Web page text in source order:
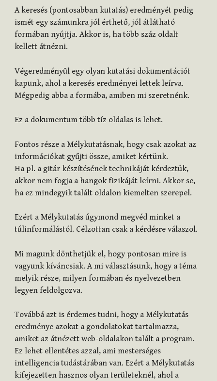
A keresés (pontosabban kutatás) eredményét pedig
ismét egy számunkra jól érthető, jól átlátható
formában nyújtja. Akkor is, ha több száz oldalt
kellett átnézni.
Végeredményül egy olyan kutatási dokumentációt
kapunk, ahol a keresés eredményei lettek leírva.
Mégpedig abba a formába, amiben mi szeretnénk.
Ez a dokumentum több tíz oldalas is lehet.
Fontos része a Mélykutatásnak, hogy csak azokat az
információkat gyűjti össze, amiket kértünk.
Ha pl. a gitár készítésének technikáját kérdeztük,
akkor nem fogja a hangok fizikáját leírni. Akkor se,
ha ez mindegyik talált oldalon kiemelten szerepel.
Ezért a Mélykutatás úgymond megvéd minket a
túlinformálástól. Célzottan csak a kérdésre válaszol.
Mi magunk dönthetjük el, hogy pontosan mire is
vagyunk kíváncsiak. A mi választásunk, hogy a téma
melyik része, milyen formában és nyelvezetben
legyen feldolgozva.
Továbbá azt is érdemes tudni, hogy a Mélykutatás
eredménye azokat a gondolatokat tartalmazza,
amiket az átnézett web-oldalakon talált a program.
Ez lehet ellentétes azzal, ami mesterséges
intelligencia tudástárában van. Ezért a Mélykutatás
kifejezetten hasznos olyan területeknél, ahol a